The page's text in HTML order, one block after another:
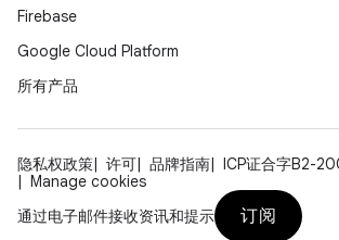
Firebase
Google Cloud Platform
所有产品
隐私权政策 许可 品牌指南
ICP证合字B2-
Manage cookies
通过电子邮件接收资讯和提示
订阅